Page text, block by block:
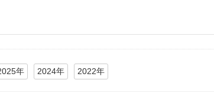
知ろう！業界・企業研究
年 2024年 2022年